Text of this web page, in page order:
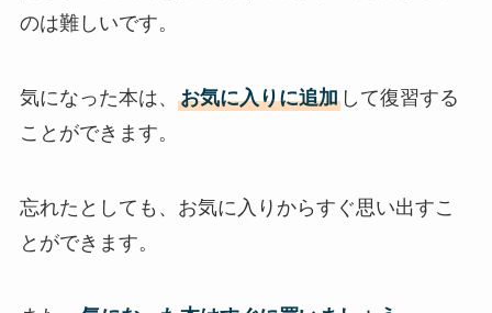
のは難しいです。
気になった本は、 お気に入りに追加して復習する
ことができます。
忘れたとしても、お気に入りからすぐ思い出すこ
とができます。